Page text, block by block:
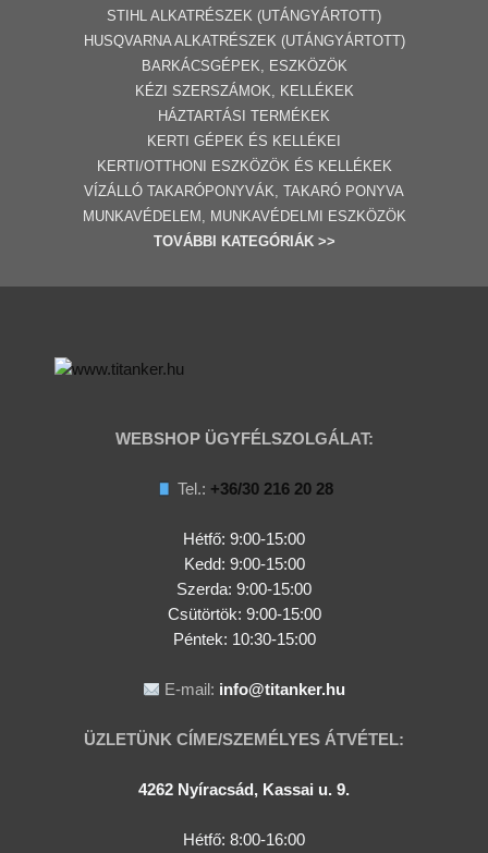
STIHL ALKATRÉSZEK (UTÁNGYÁRTOTT)
HUSQVARNA ALKATRÉSZEK (UTÁNGYÁRTOTT)
BARKÁCSGÉPEK
ESZKÖZÖK
KÉZI SZERSZÁMOK, KELLÉKEK
HÁZTARTÁSI TERMÉKEK
KERTI GÉPEK ÉS KELLÉKEI
KERTI/OTTHONI ESZKÖZÖK ÉS KELLÉKEK
VÍZÁLLÓ TAKARÓPONYVÁK, TAKARÓ PONYVA
MUNKAVÉDELEM, MUNKAVÉDELMI ESZKÖZÖK
TOVÁBBI KATEGÓRIÁK >>
WEBSHOP ÜGYFÉLSZOLGÁLAT:
Tel.: +36/30 216 20 28
Hétfő: 9:00-15:00
Kedd: 9:00-15:00
Szerda: 9:00-15:00
Csütörtök: 9:00-15:00
Péntek: 10:30-15:00
E-mail: info@titanker.hu
ÜZLETÜNK CÍME/SZEMÉLYES ÁTVÉTEL:
4262 Nyíracsád, Kassai u. 9.
Hétfő: 8:00-16:00